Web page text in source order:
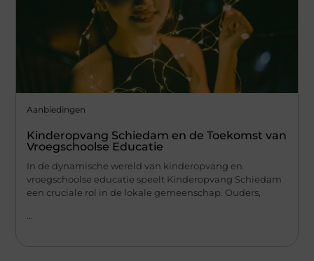
Aanbiedingen
Kinderopvang Schiedam en de Toekomst van
Vroegschoolse Educatie
In de dynamische wereld van kinderopvang en
vroegschoolse educatie speelt Kinderopvang Schiedam
een cruciale rol in de lokale gemeenschap. Ouders,
...